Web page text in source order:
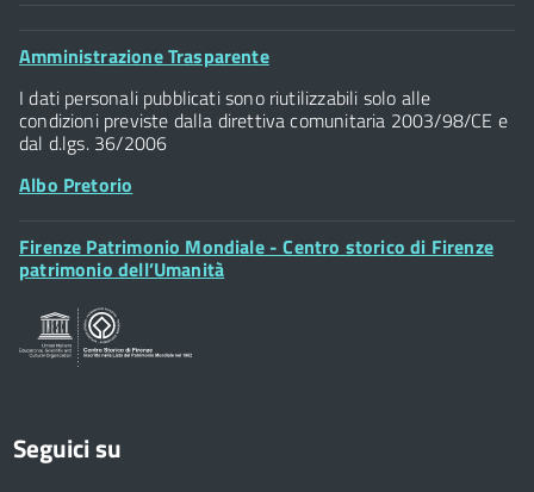
Comune di Firenze
Palazzo Vecchio
Piazza della Signoria - 50122, Firenze
P.IVA 01307110484
Posta Elettronica Certificata
Footer
Amministrazione Trasparente
I dati personali pubblicati sono riutilizzabili solo alle
condizioni previste dalla direttiva comunitaria 2003/98/CE e
dal d.lgs. 36/2006
Albo Pretorio
Footer
Widget
Firenze Patrimonio Mondiale - Centro storico di Firenze
patrimonio dell’Umanità
Seguici su